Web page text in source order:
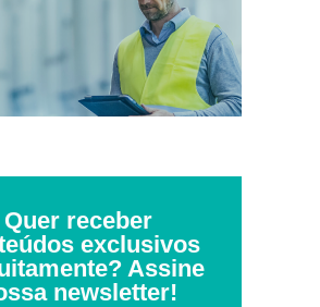
Quer receber
exclusivos
Assine
newsletter!